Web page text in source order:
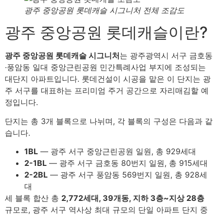
광주 중앙공원 롯데캐슬 시그니처 전체 조감도
광주 중앙공원 롯데캐슬이란?
광주 중앙공원 롯데캐슬 시그니처는 광주광역시 서구 금호동
·풍암동 일대 중앙근린공원 민간특례사업 부지에 조성되는
대단지 아파트입니다. 롯데건설이 시공을 맡은 이 단지는 광
주 서구를 대표하는 프리미엄 주거 공간으로 자리매김할 예
정입니다.
단지는 총 3개 블록으로 나뉘며, 각 블록의 구성은 다음과 같
습니다.
1BL — 광주 서구 중앙근린공원 일원, 총 929세대
2-1BL — 광주 서구 금호동 80번지 일원, 총 915세대
2-2BL — 광주 서구 풍암동 569번지 일원, 총 928세
대
세 블록 합산 총 2,772세대, 39개동, 지하 3층~지상 28층
규모로, 광주 서구 역사상 최대 규모의 단일 아파트 단지 중